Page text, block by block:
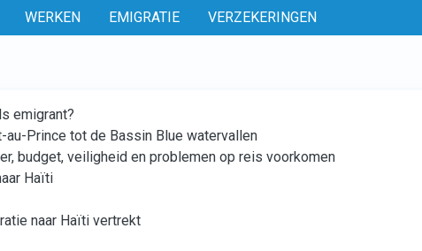
WERKEN EMIGRATIE VERZEKERINGEN
emigrant?
Prince tot de Bassin Blue watervallen
budget, veiligheid en problemen op reis voorkomen
Haïti
naar Haïti vertrekt